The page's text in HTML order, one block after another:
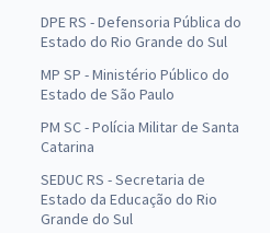
DPE RS - Defensoria Pública do
Estado do Rio Grande do Sul
MP SP - Ministério Público do
Estado de São Paulo
PM SC - Polícia Militar de Santa
Catarina
SEDUC RS - Secretaria de
Estado da Educação do Rio
Grande do Sul